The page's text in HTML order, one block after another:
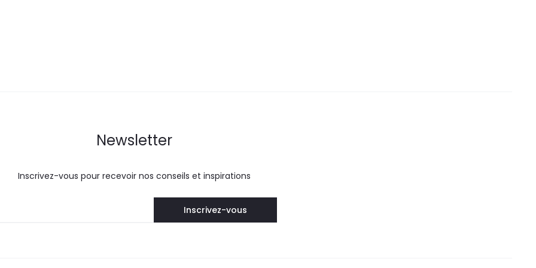
Newsletter
Inscrivez-vous pour recevoir nos conseils et inspirations